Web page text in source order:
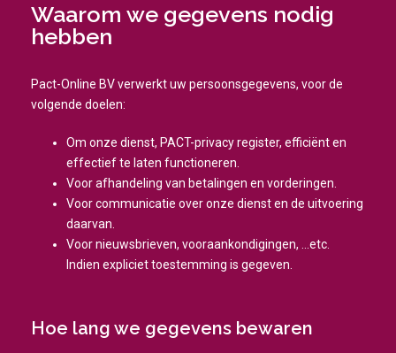
Waarom we gegevens nodig
hebben
Pact-Online BV verwerkt uw persoonsgegevens, voor de
volgende doelen:
Om onze dienst, PACT-privacy register, efficiënt en
effectief te laten functioneren.
Voor afhandeling van betalingen en vorderingen.
Voor communicatie over onze dienst en de uitvoering
daarvan.
Voor nieuwsbrieven, vooraankondigingen, …etc.
Indien expliciet toestemming is gegeven.
Hoe lang we gegevens bewaren